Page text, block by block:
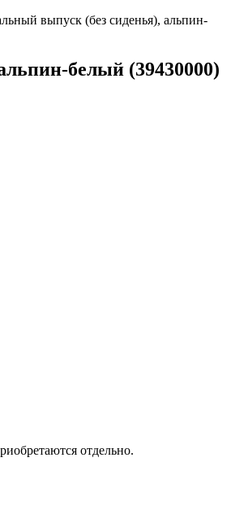
выпуск (без сиденья), альпин-
белый (39430000)
отдельно.